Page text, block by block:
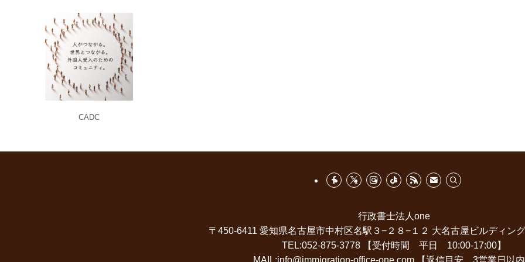
CADC
行政書士法人one
〒450-6411 愛知県名古屋市中村区名駅３−２８−１２ 大名古屋ビルディン
TEL:052-875-3778 【受付時間 平日 10:00-17:00】